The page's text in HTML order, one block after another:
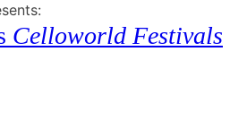
Celloworld Festivals